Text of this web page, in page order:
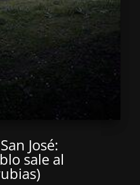
José:
sale al